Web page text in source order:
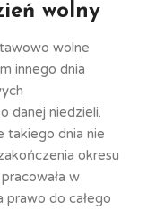
wolny
wolne
innego dnia
danej niedzieli.
takiego dnia nie
okresu
w
prawo do całego